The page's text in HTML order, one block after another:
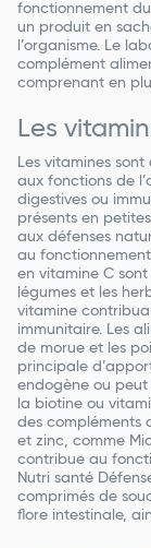
fonctionnement
un produit en
l’organisme. Le
complément
comprenant en
Les
Les vitamines
aux fonctions de
digestives ou
présents en
aux défenses
au
en vitamine C
légumes et les
vitamine
immunitaire. Les
de morue et les
principale
endogène ou peut
la biotine ou
des compléments
et zinc, comme
contribue au
Nutri santé
comprimés de
flore intestinale,